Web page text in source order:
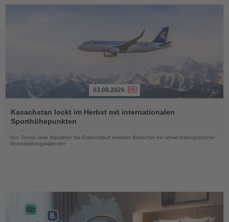
Sie
die
Nachrichten
03.08.2026
Kasachstan lockt im Herbst mit internationalen
Sporthöhepunkten
Von Tennis über Marathon bis Eiskunstlauf erwartet Besucher ein abwechslungsreicher
Veranstaltungskalender